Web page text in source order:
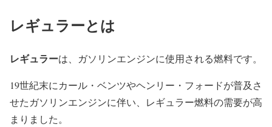
レギュラーとは
レギュラーは、ガソリンエンジンに使用される燃料です。
19世紀末にカール・ベンツやヘンリー・フォードが普及さ
せたガソリンエンジンに伴い、レギュラー燃料の需要が高
まりました。